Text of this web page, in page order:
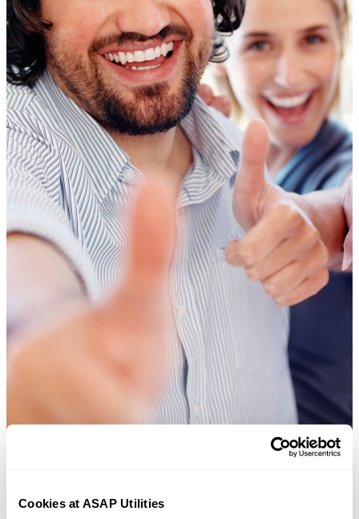
Cookies at ASAP Utilities